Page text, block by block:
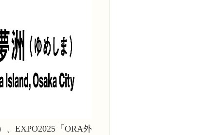
、EXPO2025「ORA外